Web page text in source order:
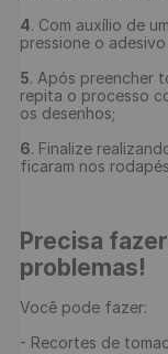
4. Com auxílio de
pressione o
5. Após preencher
repita o processo
os desenhos;
6. Finalize
ficaram nos
Precisa
problemas!
Você pode fazer:
- Recortes de